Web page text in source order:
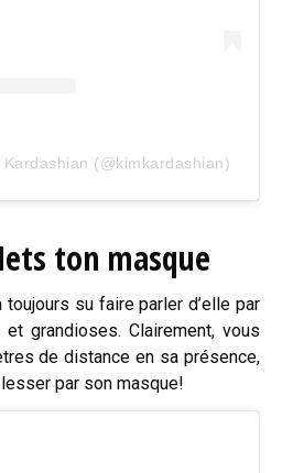
(@kimkardashian)
ton masque
toujours su faire parler d’elle par
grandioses. Clairement, vous
de distance en sa présence,
par son masque!